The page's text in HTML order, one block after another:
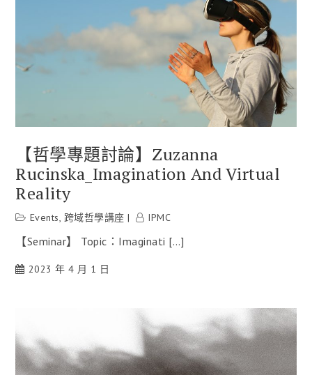
【哲學專題討論】Zuzanna
Rucinska_Imagination And Virtual
Reality
Events, 跨域哲學講座 IPMC
【Seminar】 Topic：Imaginati […]
2023 年 4 月 1 日